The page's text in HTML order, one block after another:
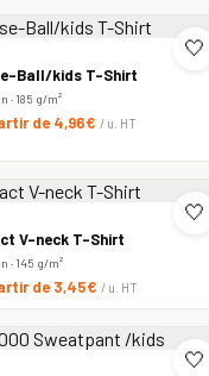
🤍
Ball/kids T-Shirt
· 185 g/m²
de 4,96€ / u. HT
🤍
V-neck T-Shirt
· 145 g/m²
de 3,45€ / u. HT
🤍